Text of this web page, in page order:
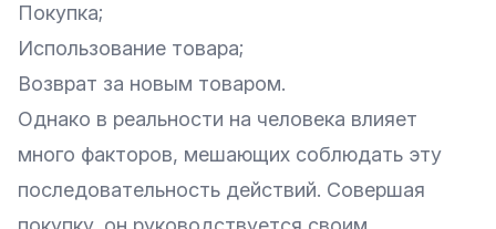
Покупка;
Использование товара;
Возврат за новым товаром.
Однако в реальности на человека влияет
много факторов, мешающих соблюдать эту
последовательность действий. Совершая